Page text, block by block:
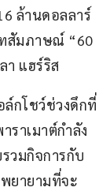
ล้านดอลลาร์
สัมภาษณ์ “60
า แฮร์ริส
ล์กโชว์ช่วงดึกที่
ราเมาต์กำลัง
วมกิจการกับ
ยายามที่จะ